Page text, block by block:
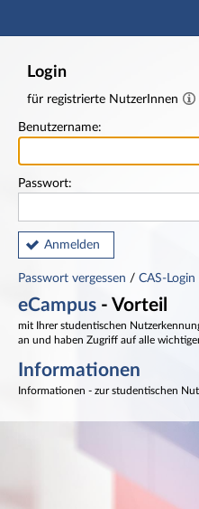
Login
für registrierte NutzerInnen
Benutzername:
Passwort:
Anmelden
Passwort vergessen / CAS-Login
eCampus - Vorteil
mit Ihrer studentischen
an und haben Zugriff auf alle
Informationen
Informationen - zur studentischen